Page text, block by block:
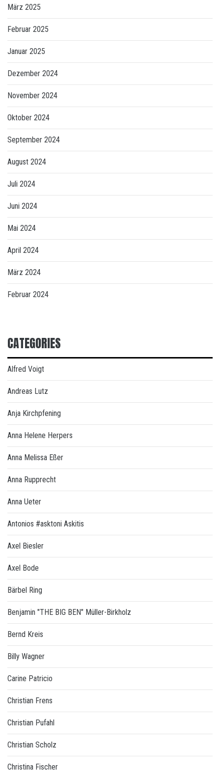
März 2025
Februar 2025
Januar 2025
Dezember 2024
November 2024
Oktober 2024
September 2024
August 2024
Juli 2024
Juni 2024
Mai 2024
April 2024
März 2024
Februar 2024
CATEGORIES
Alfred Voigt
Andreas Lutz
Anja Kirchpfening
Anna Helene Herpers
Anna Melissa Eßer
Anna Rupprecht
Anna Ueter
Antonios #asktoni Askitis
Axel Biesler
Axel Bode
Bärbel Ring
Benjamin "THE BIG BEN" Müller-Birkholz
Bernd Kreis
Billy Wagner
Carine Patricio
Christian Frens
Christian Pufahl
Christian Scholz
Christina Fischer